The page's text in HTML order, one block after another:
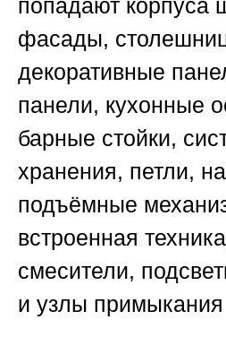
попадают корпуса
фасады,
декоративные
панели, кухонные
барные стойки,
хранения, петли,
подъёмные
встроенная
смесители,
и узлы примыкания